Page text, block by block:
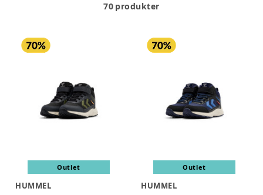
70 produkter
Outlet
HUMMEL
Outlet
HUMMEL